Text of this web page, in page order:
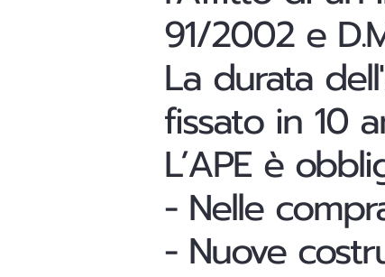
91/2002 e
La durata
fissato in 10
L’APE è
- Nelle
- Nuove